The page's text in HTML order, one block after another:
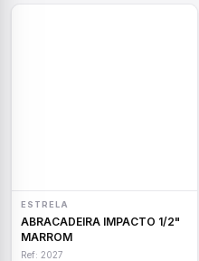
ESTRELA
ABRACADEIRA IMPACTO 1/2"
MARROM
Ref: 2027